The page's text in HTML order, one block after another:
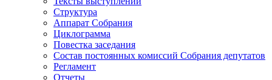
Структура
Аппарат Собрания
Циклограмма
Повестка заседания
Состав постоянных комиссий Собрания депутатов
Регламент
Отчеты